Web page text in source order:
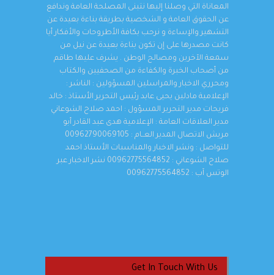
المعاناة التي وصلنا إليها نتبنى المصلحة العامة وندافع
عن الحقوق العامة و الشخصية بطريقة بناءة بعيدة عن
التشهير والإساءة و نرحب بكافة الأطروحات والأفكار أيا
كانت مصدرها على إن تكون بناءة بعيدة عن نيل من
سمعة الآخرين ومصالح الوطن . يشرف عليها طاقم
من أصحاب الخبرة والكفاءة من الصحفيين والكتاب
ومحرري الاخبار والمراسلين المسؤولين : الناشر :
الإعلامية مادلين يحيى عابد رئيس التحرير الأستاذ : خالد
فريحات مدير التحرير المسؤول : احمد صلاح الشوعاني
مدير العلاقات العامة : الإعلامية هدى عبد القادر أبو
مريش الاتصال المدير العــام : 00962790069105
للتواصل : ونشر الاخبار والمناسبات الأستاذ احمد
صلاح الشوعاني : 00962775564852 نشر الاخبار عبر
الوتس آب : 00962775564852
Get In Touch With Us